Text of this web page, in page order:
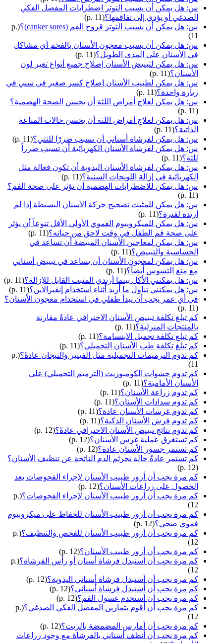
س: هل يمكن أن يسبب التوتر اضطرابات المفصل الفكي
الصدغي أو يؤدي إلى تفاقمها؟(p. 11)
س: هل يمكن أن يسبب التوتر قروح الفم (canker sores)؟
(p.
11)
س: هل يمكن أن يسبب معجون الأسنان بالفحم أي مشاكل
في الأسنان على المدى الطويل؟(p. 11)
س: هل يمكن لتبييض الأسنان إصلاح جميع أنواع تغير لون
الأسنان؟(p. 11)
س: هل يمكن لطبيب الأسنان إصلاح كسر صغير في سني في
زيارة واحدة؟(p. 11)
س: هل يمكن لعلاج أمراض اللثة أن يحسن الصحة الهضمية؟
(p. 11)
س: هل يمكن لعلاج أمراض اللثة أن يحسن حالات المناعة
الذاتية؟(p. 11)
س: هل يمكن لفرشاة أسناني أن تسبب ضررًا للثتي؟(p. 11)
س: هل يمكن لفرشاة الأسنان الكهربائية أن تسبب ضرراً
للثة؟(p. 11)
س: هل يمكن لفرشاة الأسنان اليدوية أن تكون فعالة مثل
الكهربائية في إزالة اللويحات السنية؟(p. 11)
س: هل يمكن للاضطرابات الهضمية أن تؤثر على صحة الفم؟
(p. 11)
س: هل يمكن للمثبت تصحيح حركة الأسنان البسيطة إذا لم
أرتده لفترة؟(p. 11)
س: هل يمكن للميكروبيوم الفموي الأولي الأقل تنوعاً أن يؤثر
على صحة فم الطفل في وقت لاحق من حياته؟(p. 11)
س: هل يمكن لمعاجين الأسنان المبيضة أن تساعد في
الحساسية والتبييض؟(p. 11)
س: هل يمكن لمعجون الأسنان أن يساعد في تبييض أسناني
مع منع التسوس أيضاً؟(p. 11)
س: هل يمكنني الأكل بينما أرتدي المثبت القابل للإزالة؟(p. 11)
س: هل يمكنني تناول ما أريد أثناء استخدام إنفيزالاين؟(p. 11)
في أي عمر يجب أن يبدأ طفلي في استخدام معجون الأسنان؟
(p. 11)
كم تبلغ تكلفة تبييض الأسنان الاحترافي عادةً مقارنة
بالمنتجات المنزلية؟(p. 11)
كم تبلغ تكلفة تجميل الابتسامة؟(p. 11)
كم تبلغ تكلفة طب الأسنان التجميلي؟(p. 11)
كم تدوم الترميمات التجميلية مثل الفينير والتيجان عادةً؟ (p.
11)
كم تدوم حشوات الكومبوزيت (الترميم التجميلي) على
الأسنان الأمامية؟(p. 11)
كم تدوم زراعة الأسنان؟(p. 11)
كم تدوم سدادات الأسنان؟(p. 11)
كم تدوم غرسات الأسنان عادة؟(p. 11)
كم تدوم فرش الأسنان الذكية؟(p. 11)
كم تدوم نتائج تبييض الأسنان الاحترافي عادةً؟(p. 12)
كم تستغرق عملية غرس الأسنان؟(p. 12)
كم تستمر جسور الأسنان عادة؟(p. 12)
كم تستمر عادةً حالة تجرثم الدم الناتجة عن تنظيف الأسنان؟
(p. 12)
كم مرة يجب أن أزور طبيب الأسنان لإجراء الفحوصات بعد
الحصول على زراعات الأسنان؟(p. 12)
كم مرة يجب أن أزور طبيب الأسنان لإجراء الفحوصات؟ (p.
12)
كم مرة يجب أن أزور طبيب الأسنان للحفاظ على ميكروبيوم
فموي صحي؟(p. 12)
كم مرة يجب أن أزور طبيب الأسنان للفحص والتنظيف؟ (p.
12)
كم مرة يجب أن أزور طبيب الأسنان؟(p. 12)
كم مرة يجب أن أستبدل فرشاة أسنان أو رأس الفرشاة؟ (p.
12)
كم مرة يجب أن أستبدل فرشاة أسناني اليدوية؟(p. 12)
كم مرة يجب أن أستبدل فرشاة أسناني؟(p. 12)
كم مرة يجب أن أستخدم غسول الفم؟(p. 12)
كم مرة يجب أن أقوم بتمارين المفصل الفكي الصدغي؟ (p.
12)
كم مرة يجب أن أمارس المضمضة بالزيت؟(p. 12)
كم مرة يجب أن أنظف أسناني بالفرشاة مع وجود زراعات